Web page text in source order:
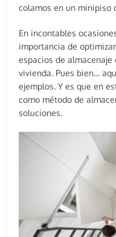
colamos en un minipiso
En incontables
importancia de
espacios de
vivienda. Pues bien…
ejemplos. Y es que en
como método de
soluciones.